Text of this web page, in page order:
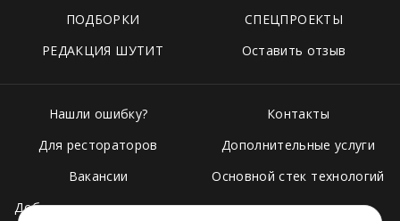
ПОДБОРКИ
СПЕЦПРОЕКТЫ
РЕДАКЦИЯ ШУТИТ
Оставить отзыв
Нашли ошибку?
Для рестораторов
Вакансии
Добавить свое заведение
Контакты
Дополнительные услуги
Основной стек технологий